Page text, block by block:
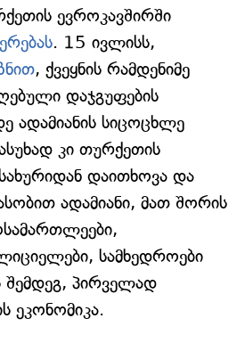
ევროკავშირში
. 15 ივლისს,
, ქვეყნის რამდენიმე
დაჯგუფების
ადამიანის სიცოცხლე
კი თურქეთის
დაითხოვა და
ადამიანი, მათ შორის
სამხედროები
პირველად
ეკონომიკა.